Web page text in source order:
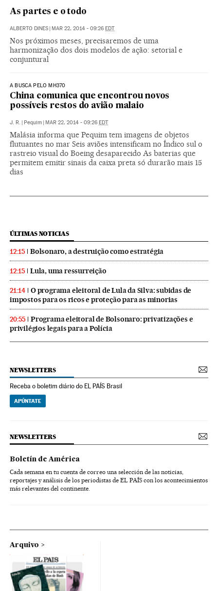
As partes e o todo
ALBERTO DINES | MAR 22, 2014 - 09:26 EDT
Nos próximos meses, precisaremos de uma
harmonização dos dois modelos de ação: setorial e
conjuntural
A BUSCA PELO MH370
China comunica que encontrou novos
possíveis restos do avião malaio
J. R. | Pequim | MAR 22, 2014 - 09:26 EDT
Malásia informa que Pequim tem imagens de objetos
flutuantes no mar Seis aviões intensificam no Índico sul o
rastreio visual do Boeing desaparecido As baterias que
permitem emitir sinais da caixa preta só durarão mais 15
dias
ÚLTIMAS NOTICIAS
12:15 Bolsonaro, a destruição como estratégia
12:15 Lula, uma ressurreição
21:14
O programa eleitoral de Lula da Silva: subidas de
impostos para os ricos e proteção para as minorias
20:55
Programa eleitoral de Bolsonaro: privatizações e
privilégios legais para a Polícia
NEWSLETTERS
Receba o boletim diário do EL PAÍS Brasil
APÚNTATE
NEWSLETTERS
Boletín de América
Cada semana en tu cuenta de correo una selección de las noticias,
reportajes y análisis de los periodistas de EL PAÍS con los acontecimientos
más relevantes del continente.
Arquivo